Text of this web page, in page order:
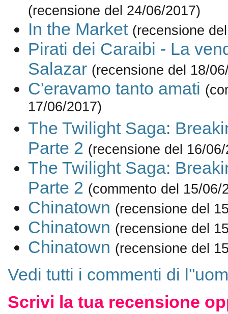
(recensione del 24/06/2017)
In the Market (recensione
Pirati dei Caraibi - La
Salazar (recensione del 18/
C'eravamo tanto amati
17/06/2017)
The Twilight Saga:
Parte 2 (recensione del 16/
The Twilight Saga:
Parte 2 (commento del 15/06/
Chinatown (recensione del
Chinatown (recensione del
Chinatown (recensione del
Vedi tutti i commenti di
Scrivi la tua recensione